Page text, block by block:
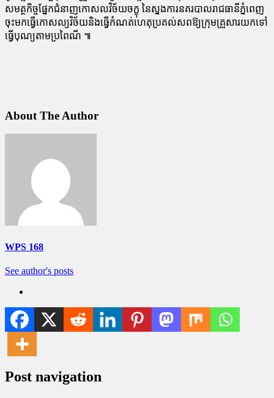
សមត្ថកិច្ចផ្នែកជំនាញកោសលវិច័យចក្ខុ នៃស្នងការនគរបាលរាជធានីភ្នំពេញ
ចុះមកធ្វើកោសល្យវិច័យនិងធ្វើកំណត់ហេតុប្រគល់សពឱ្យក្រុមគ្រួសារយកទៅ
ធ្វើបុណ្យតាមប្រពៃណី ៕
About The Author
WPS 168
See author's posts
Post navigation